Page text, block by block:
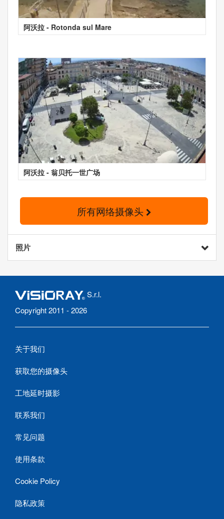
阿沃拉 - Rotonda sul Mare
阿沃拉 - 翁贝托一世广场
所有网络摄像头
照片
S.r.l.
Copyright 2011 - 2026
关于我们
获取您的摄像头
工地延时摄影
联系我们
常见问题
使用条款
Cookie Policy
隐私政策